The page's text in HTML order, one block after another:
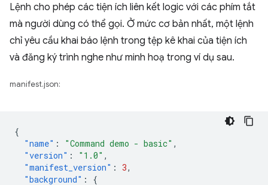
Lệnh cho phép các tiện ích liên kết logic với các phím tắt
mà người dùng có thể gọi. Ở mức cơ bản nhất, một lệnh
chỉ yêu cầu khai báo lệnh trong tệp kê khai của tiện ích
và đăng ký trình nghe như minh hoạ trong ví dụ sau.
manifest.json:
{
"name" : "Command demo - basic" ,
"version" : "1.0" ,
"manifest_version" : 3,
"background" :
{